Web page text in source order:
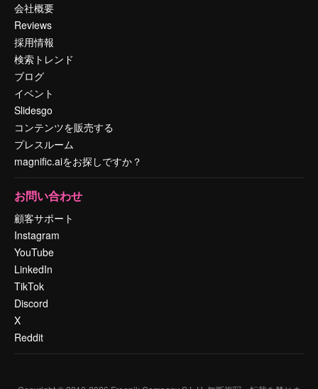
会社概要
Reviews
採用情報
検索トレンド
ブログ
イベント
Slidesgo
コンテンツを販売する
プレスルーム
magnific.aiをお探しですか？
お問い合わせ
顧客サポート
Instagram
YouTube
LinkedIn
TikTok
Discord
X
Reddit